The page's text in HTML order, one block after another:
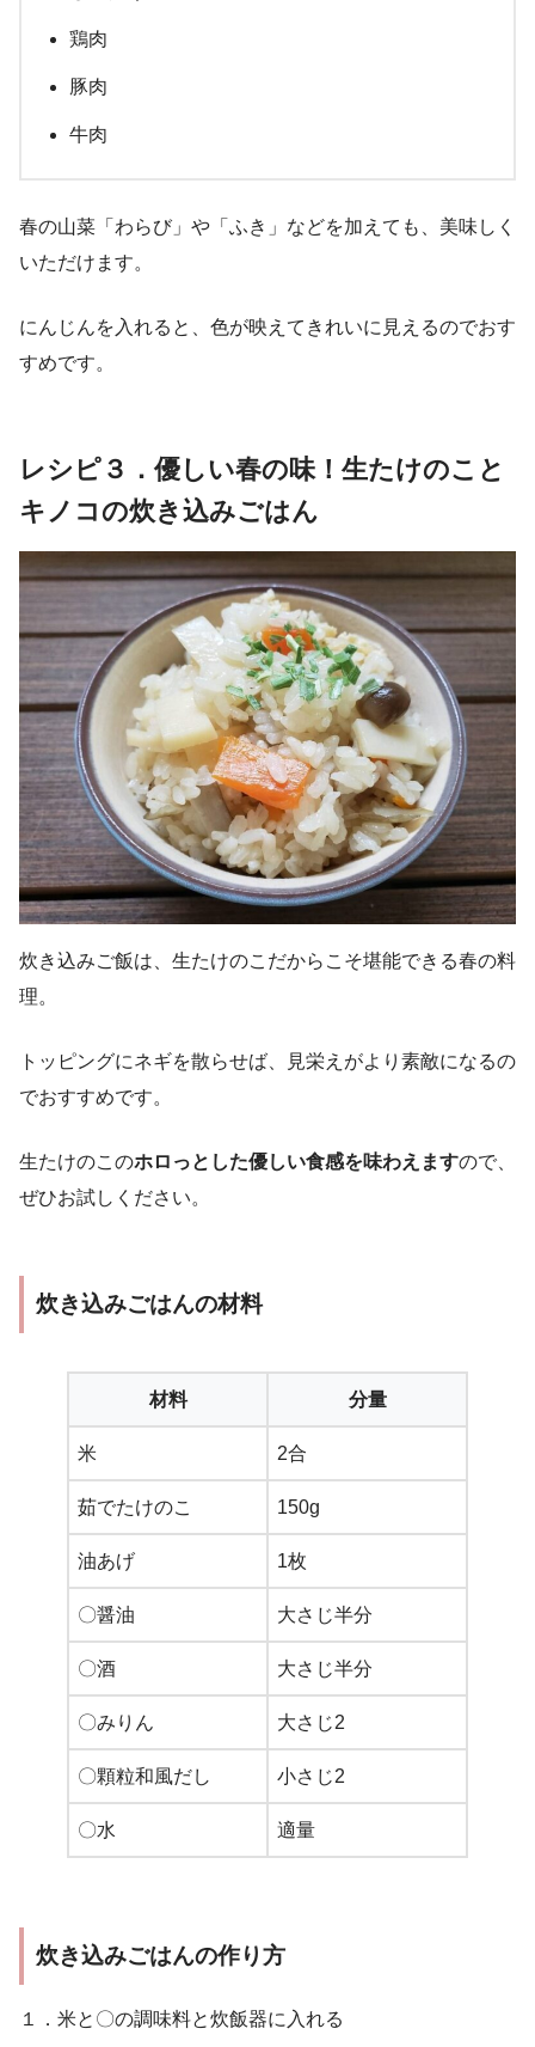
鶏肉
豚肉
牛肉
春の山菜「わらび」や「ふき」などを加えても、美味しく
いただけます。
にんじんを入れると、色が映えてきれいに見えるのでおす
すめです。
レシピ３．優しい春の味！生たけのこと
キノコの炊き込みごはん
炊き込みご飯は、生たけのこだからこそ堪能できる春の料
理。
トッピングにネギを散らせば、見栄えがより素敵になるの
でおすすめです。
生たけのこのホロっとした優しい食感を味わえますので、
ぜひお試しください。
炊き込みごはんの材料
材料 分量
米 2合
茹でたけのこ 150g
油あげ 1枚
〇醤油 大さじ半分
〇酒 大さじ半分
〇みりん 大さじ2
〇顆粒和風だし 小さじ2
〇水 適量
炊き込みごはんの作り方
１．米と〇の調味料と炊飯器に入れる